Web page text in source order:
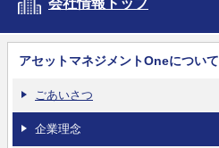
アセットマネジメントOneについて
ごあいさつ
企業理念